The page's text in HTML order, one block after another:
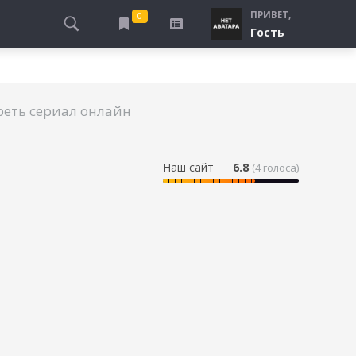
СПЕЦСЛУЖБЫ
ПРО ШКОЛУ, ПОДРОСТКОВ
0
БУДУ СМОТРЕТЬ
ПРИВЕТ,
Гость
сериал онлайн
Наш сайт 6.8 (4голоса)